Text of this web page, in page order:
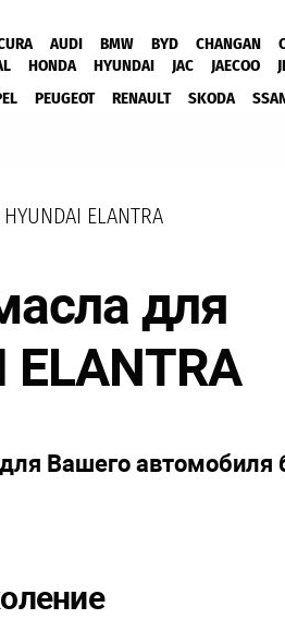
AUDI BMW BYD CHANGAN
HONDA HYUNDAI JAC JAECOO
PEUGEOT RENAULT SKODA
HYUNDAI ELANTRA
для
ELANTRA
Вашего автомобиля